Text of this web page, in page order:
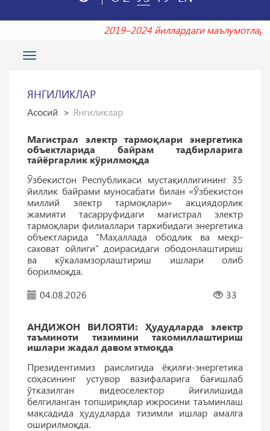
2019–2024 йиллардаги
Toggle
ЯНГИЛИКЛАР
Асосий Янгиликлар
Магистрал электр тармоқлари энергетика
объектларида байрам тадбирларига
тайёргарлик кўрилмоқда
Ўзбекистон Республикаси мустақиллигининг 35
йиллик байрами муносабати билан «Ўзбекистон
миллий электр тармоқлари» акциядорлик
жамияти тасарруфидаги магистрал электр
тармоқлари филиаллари таркибидаги энергетика
объектларида “Маҳаллада ободлик ва меҳр-
саховат ойлиги” доирасидаги ободонлаштириш
ва кўкаламзорлаштириш ишлари олиб
борилмоқда.
04.08.2026
33
АНДИЖОН ВИЛОЯТИ: Ҳудудларда электр
таъминоти тизимини такомиллаштириш
ишлари жадал давом этмоқда
Президентимиз раислигида ёқилғи-энергетика
соҳасининг устувор вазифаларига бағишлаб
ўтказилган видеоселектор йиғилишида
белгиланган топшириқлар ижросини таъминлаш
мақсадида ҳудудларда тизимли ишлар амалга
оширилмоқда.